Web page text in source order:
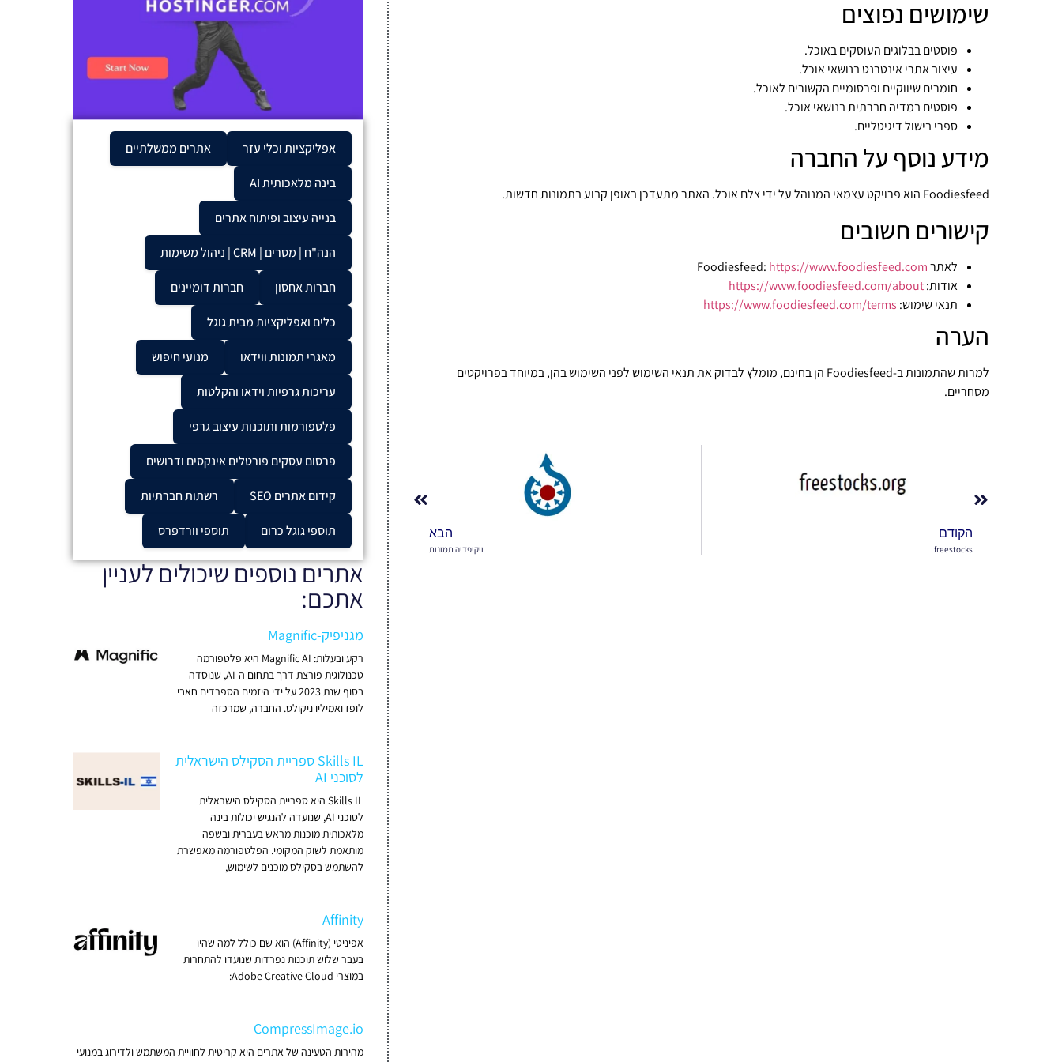
שימושים נפוצים
פוסטים בבלוגים העוסקים באוכל.
עיצוב אתרי אינטרנט בנושאי אוכל.
חומרים שיווקיים ופרסומיים הקשורים לאוכל.
פוסטים במדיה חברתית בנושאי אוכל.
ספרי בישול דיגיטליים.
מידע נוסף על החברה
Foodiesfeed הוא פרויקט עצמאי המנוהל על ידי צלם אוכל. האתר מתעדכן באופן קבוע בתמונות חדשות.
קישורים חשובים
לאתר Foodiesfeed:https://www.foodiesfeed.com
אודות:https://www.foodiesfeed.com/about
תנאי שימוש: https://www.foodiesfeed.com/terms
הערה
למרות שהתמונות ב-Foodiesfeed הן בחינם, מומלץ לבדוק את תנאי השימוש לפני השימוש בהן, במיוחד בפרויקטים
מסחריים.
הקודם
freestocks
הבא
ויקיפדיה תמונות
אפליקציות וכלי עזר אתרים ממשלתיים
בינה מלאכותית AI
בנייה עיצוב ופיתוח אתרים
הנה"ח | מסרים | CRM | ניהול משימות
חברות אחסון חברות דומיינים
כלים ואפליקציות מבית גוגל
מאגרי תמונות ווידאו מנועי חיפוש
עריכות גרפיות וידאו והקלטות
פלטפורמות ותוכנות עיצוב גרפי
פרסום עסקים פורטלים אינקסים ודרושים
קידום אתרים SEO רשתות חברתיות
תוספי גוגל כרום תוספי וורדפרס
אתרים נוספים שיכולים לעניין
אתכם:
מגניפיק-Magnific
רקע ובעלות: Magnific AI היא פלטפורמה
טכנולוגית פורצת דרך בתחום ה-AI, שנוסדה
בסוף שנת 2023 על ידי היזמים הספרדים חאבי
לופז ואמיליו ניקולס. החברה, שמרכזה
Skills IL ספריית הסקילס הישראלית
לסוכני AI
Skills IL היא ספריית הסקילס הישראלית
לסוכני AI, שנועדה להנגיש יכולות בינה
מלאכותית מוכנות מראש בעברית ובשפה
מותאמת לשוק המקומי. הפלטפורמה מאפשרת
להשתמש בסקילס מוכנים לשימוש,
Affinity
אפיניטי (Affinity) הוא שם כולל למה שהיו
בעבר שלוש תוכנות נפרדות שנועדו להתחרות
במוצרי Adobe Creative Cloud:
CompressImage.io
מהירות הטעינה של אתרים היא קריטית לחוויית המשתמש ולדירוג במנועי